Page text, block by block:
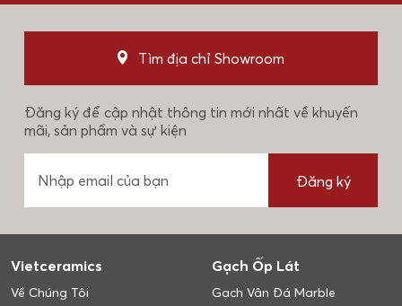
Tìm địa chỉ Showroom
Đăng ký để cập nhật thông tin mới nhất về khuyến
mãi, sản phẩm và sự kiện
Đăng ký
Vietceramics
Về Chúng Tôi
Gạch Ốp Lát
Gạch Vân Đá Marble